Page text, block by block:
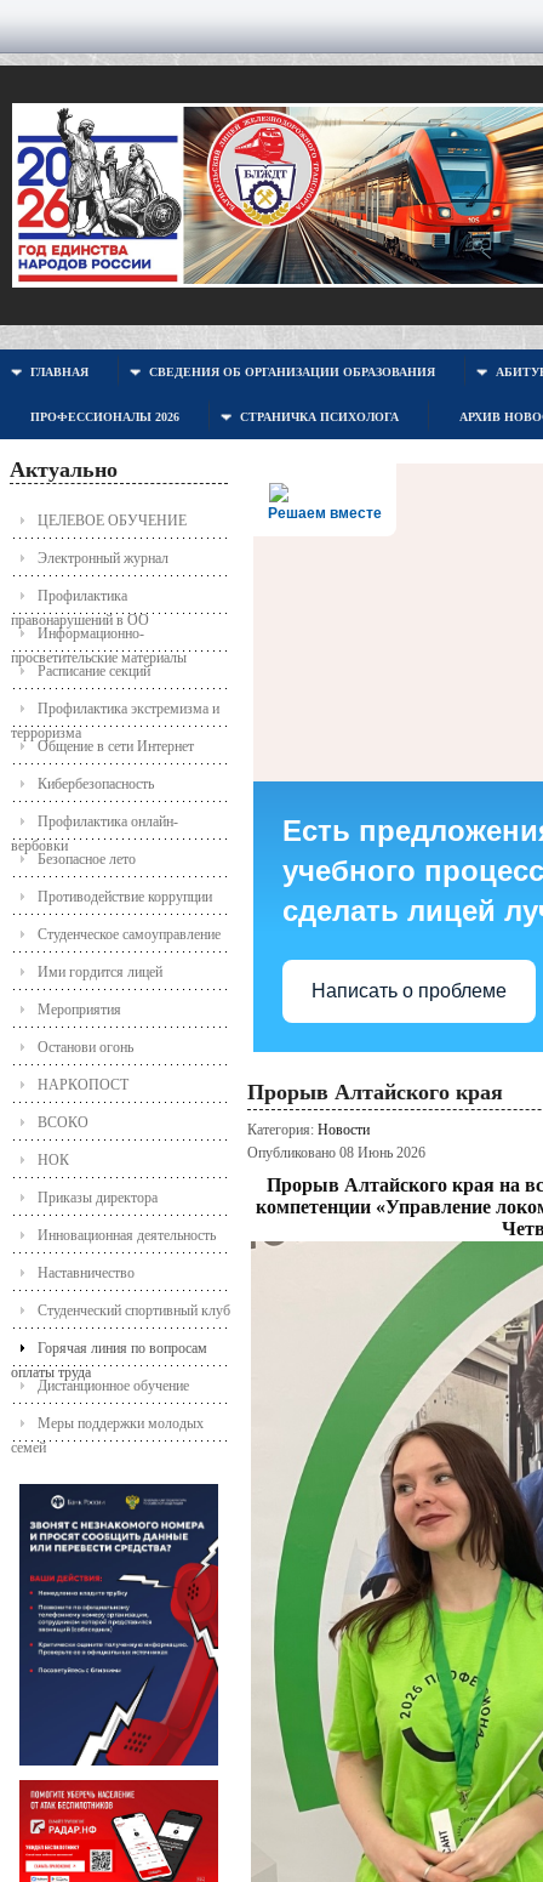
ГЛАВНАЯ СВЕДЕНИЯ ОБ ОРГАНИЗАЦИИ ОБРАЗОВАНИЯ
ПРОФЕССИОНАЛЫ 2026 СТРАНИЧКА ПСИХОЛОГА АРХИВ
Актуально
ЦЕЛЕВОЕ ОБУЧЕНИЕ
Электронный журнал
Профилактика
правонарушений в ОО
Информационно-
просветительские материалы
Расписание секций
Профилактика экстремизма и
терроризма
Общение в сети Интернет
Кибербезопасность
Профилактика онлайн-
вербовки
Безопасное лето
Противодействие коррупции
Студенческое самоуправление
Ими гордится лицей
Мероприятия
Останови огонь
НАРКОПОСТ
ВСОКО
НОК
Приказы директора
Инновационная деятельность
Наставничество
Студенческий спортивный клуб
Горячая линия по вопросам
оплаты труда
Дистанционное обучение
Меры поддержки молодых
семей
Решаем вместе
Есть
учебного
сделать лицей
Написать о проблеме
Прорыв Алтайского края
Категория: Новости
Опубликовано 08 Июнь 2026
Прорыв Алтайского края на
компетенции «Управление